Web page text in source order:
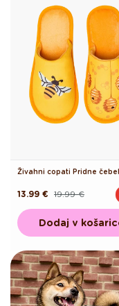
Živahni copati Pridne
Redna
19.99 €
Akcijska
13.99 €
Dodaj v